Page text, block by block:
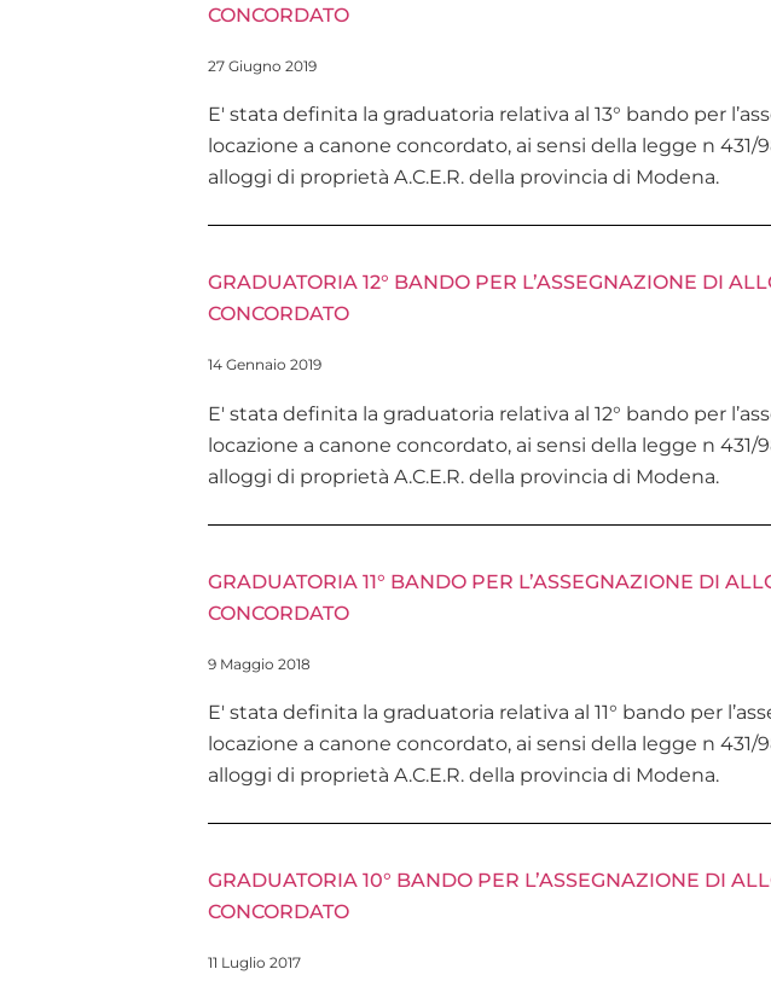
CONCORDATO
27 Giugno 2019
E' stata definita la graduatoria relativa al 13° bando per
locazione a canone concordato, ai sensi della legge n 431/
alloggi di proprietà A.C.E.R. della provincia di Modena.
GRADUATORIA 12° BANDO PER L’ASSEGNAZIONE DI
CONCORDATO
14 Gennaio 2019
E' stata definita la graduatoria relativa al 12° bando per
locazione a canone concordato, ai sensi della legge n 431/
alloggi di proprietà A.C.E.R. della provincia di Modena.
GRADUATORIA 11° BANDO PER L’ASSEGNAZIONE DI
CONCORDATO
9 Maggio 2018
E' stata definita la graduatoria relativa al 11° bando per
locazione a canone concordato, ai sensi della legge n 431/
alloggi di proprietà A.C.E.R. della provincia di Modena.
GRADUATORIA 10° BANDO PER L’ASSEGNAZIONE DI
CONCORDATO
11 Luglio 2017